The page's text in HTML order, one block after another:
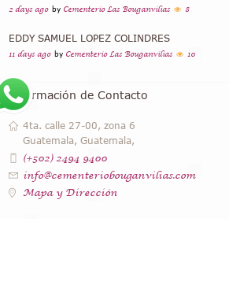
2 days ago by Cementerio Las Bouganvilias 8
EDDY SAMUEL LOPEZ COLINDRES
11 days ago by Cementerio Las Bouganvilias 10
Información de Contacto
4ta. calle 27-00, zona 6
Guatemala, Guatemala,
(+502) 2494 9400
info@cementeriobouganvilias.com
Mapa y Dirección